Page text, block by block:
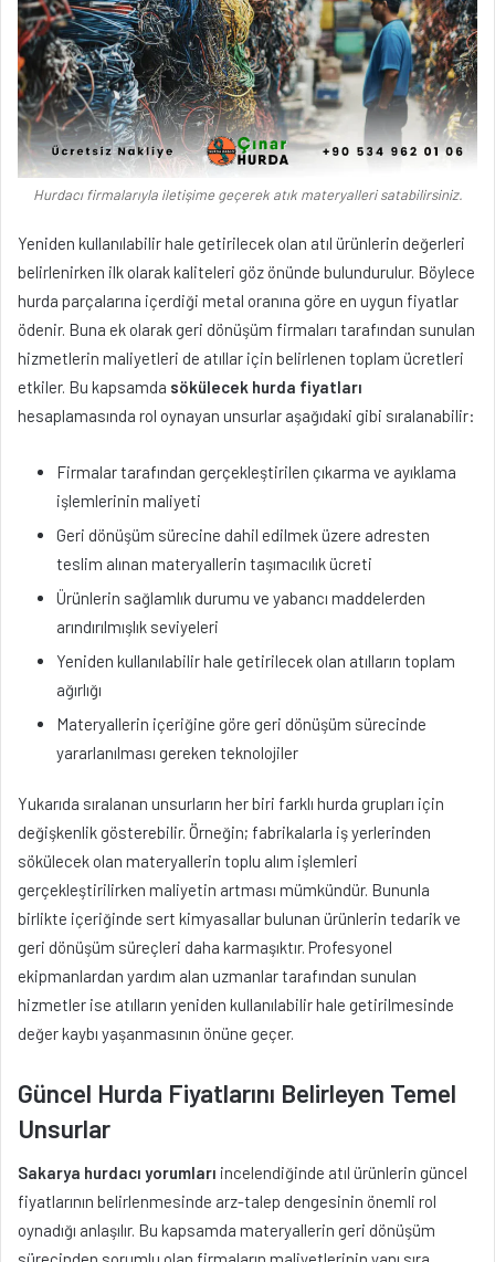
Hurdacı firmalarıyla iletişime geçerek atık materyalleri satabilirsiniz.
Yeniden kullanılabilir hale getirilecek olan atıl ürünlerin değerleri
belirlenirken ilk olarak kaliteleri göz önünde bulundurulur. Böylece
hurda parçalarına içerdiği metal oranına göre en uygun fiyatlar
ödenir. Buna ek olarak geri dönüşüm firmaları tarafından sunulan
hizmetlerin maliyetleri de atıllar için belirlenen toplam ücretleri
etkiler. Bu kapsamda sökülecek hurda fiyatları
hesaplamasında rol oynayan unsurlar aşağıdaki gibi sıralanabilir:
Firmalar tarafından gerçekleştirilen çıkarma ve ayıklama
işlemlerinin maliyeti
Geri dönüşüm sürecine dahil edilmek üzere adresten
teslim alınan materyallerin taşımacılık ücreti
Ürünlerin sağlamlık durumu ve yabancı maddelerden
arındırılmışlık seviyeleri
Yeniden kullanılabilir hale getirilecek olan atılların toplam
ağırlığı
Materyallerin içeriğine göre geri dönüşüm sürecinde
yararlanılması gereken teknolojiler
Yukarıda sıralanan unsurların her biri farklı hurda grupları için
değişkenlik gösterebilir. Örneğin; fabrikalarla iş yerlerinden
sökülecek olan materyallerin toplu alım işlemleri
gerçekleştirilirken maliyetin artması mümkündür. Bununla
birlikte içeriğinde sert kimyasallar bulunan ürünlerin tedarik ve
geri dönüşüm süreçleri daha karmaşıktır. Profesyonel
ekipmanlardan yardım alan uzmanlar tarafından sunulan
hizmetler ise atılların yeniden kullanılabilir hale getirilmesinde
değer kaybı yaşanmasının önüne geçer.
Güncel Hurda Fiyatlarını Belirleyen Temel
Unsurlar
Sakarya hurdacı yorumları incelendiğinde atıl ürünlerin güncel
fiyatlarının belirlenmesinde arz-talep dengesinin önemli rol
oynadığı anlaşılır. Bu kapsamda materyallerin geri dönüşüm